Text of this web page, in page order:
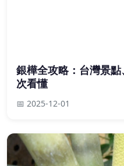
銀樺全攻略：台灣景
次看懂
📅 2025-12-01